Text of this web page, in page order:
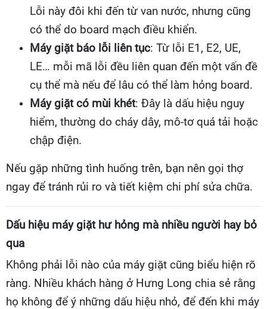
Lỗi này đôi khi đến từ van nước, nhưng cũng
có thể do board mạch điều khiển.
Máy giặt báo lỗi liên tục: Từ lỗi E1, E2, UE,
LE… mỗi mã lỗi đều liên quan đến một vấn đề
cụ thể mà nếu để lâu có thể làm hỏng board.
Máy giặt có mùi khét: Đây là dấu hiệu nguy
hiểm, thường do cháy dây, mô-tơ quá tải hoặc
chập điện.
Nếu gặp những tình huống trên, bạn nên gọi thợ
ngay để tránh rủi ro và tiết kiệm chi phí sửa chữa.
Dấu hiệu máy giặt hư hỏng mà nhiều người hay bỏ
qua
Không phải lỗi nào của máy giặt cũng biểu hiện rõ
ràng. Nhiều khách hàng ở Hưng Long chia sẻ rằng
họ không để ý những dấu hiệu nhỏ, để đến khi máy